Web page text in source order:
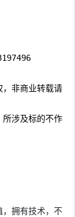
，非商业转载请
所涉及标的不作
，拥有技术，不